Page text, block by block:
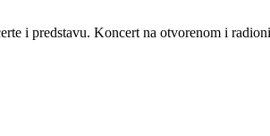
i predstavu. Koncert na otvorenom i